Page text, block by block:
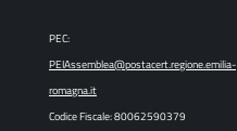
PEC:
PEIAssemblea@postacert.regione.emilia-
romagna.it
Codice Fiscale: 80062590379